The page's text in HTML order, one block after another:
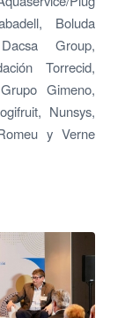
Boluda
Group,
Torrecid,
Gimeno,
Nunsys,
y Verne